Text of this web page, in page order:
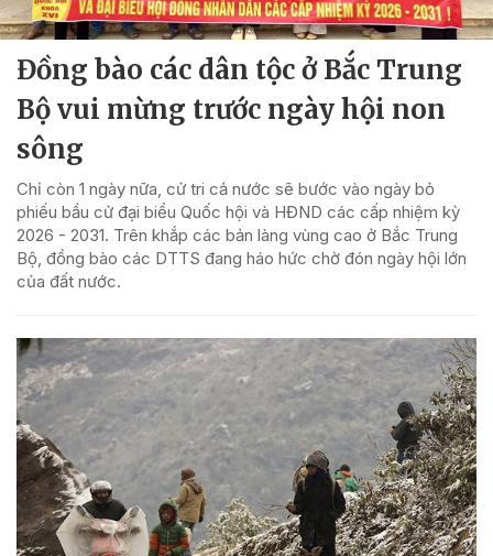
Đồng bào các dân tộc ở Bắc Trung
Bộ vui mừng trước ngày hội non
sông
Chỉ còn 1 ngày nữa, cử tri cả nước sẽ bước vào ngày bỏ
phiếu bầu cử đại biểu Quốc hội và HĐND các cấp nhiệm kỳ
2026 - 2031. Trên khắp các bản làng vùng cao ở Bắc Trung
Bộ, đồng bào các DTTS đang háo hức chờ đón ngày hội lớn
của đất nước.